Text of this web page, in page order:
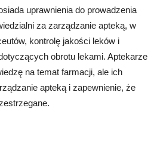
uprawnienia do prowadzenia
za zarządzanie apteką, w
kontrolę jakości leków i
obrotu lekami. Aptekarze
na temat farmacji, ale ich
apteką i zapewnienie, że